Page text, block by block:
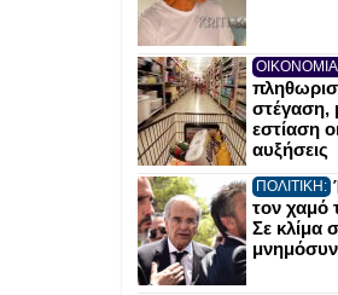
στέγαση,
εστίαση
αυξήσεις
ΠΟΛΙΤΙΚΗ:
τον χαμό
Σε κλίμα